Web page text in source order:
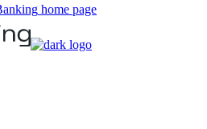
home page